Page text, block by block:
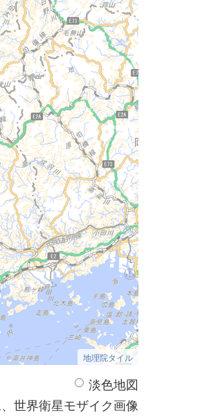
地理院タイル
淡色地図
世界衛星モザイク画像